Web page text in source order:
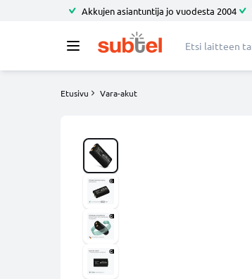
Akkujen asiantuntija jo vuodesta 2004
Etusivu Vara-akut